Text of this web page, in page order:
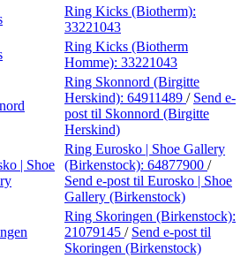
Ring Kicks (Biotherm):
33221043
Ring Kicks (Biotherm
Homme): 33221043
Ring Skonnord (Birgitte
Herskind): 64911489 / Send e-
post til Skonnord (Birgitte
Herskind)
| Shoe
Ring Eurosko | Shoe Gallery
(Birkenstock): 64877900 /
Send e-post til Eurosko | Shoe
Gallery (Birkenstock)
Ring Skoringen (Birkenstock):
21079145 / Send e-post til
Skoringen (Birkenstock)